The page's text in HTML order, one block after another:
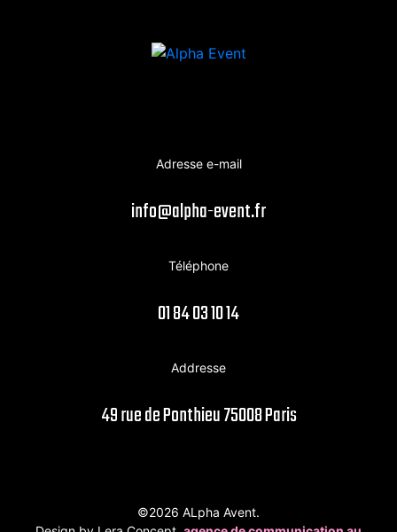
Adresse e-mail
info@alpha-event.fr
Téléphone
01 84 03 10 14
Addresse
49 rue de Ponthieu 75008 Paris
©2026 ALpha Avent.